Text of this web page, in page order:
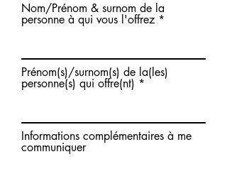
Nom/Prénom & surnom de la
personne à qui vous l'offrez
Prénom(s)/surnom(s) de la(les)
personne(s) qui offre(nt)
Informations complémentaires à me
communiquer